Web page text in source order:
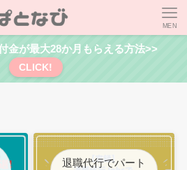
MEN
金が最大28か月もらえる方法>>
CLICK!
退職代行でパート